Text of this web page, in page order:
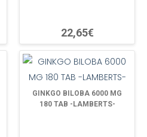
22,65€
GINKGO BILOBA 6000 MG
180 TAB -LAMBERTS-